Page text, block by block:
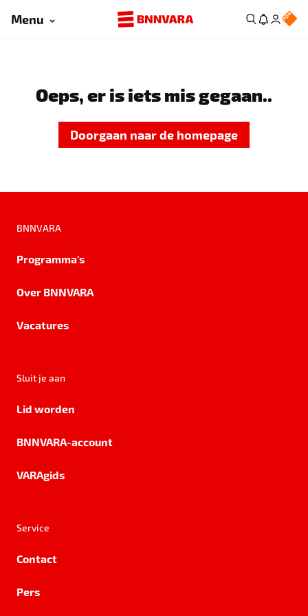
Menu
Oeps, er is iets mis gegaan..
Doorgaan naar de homepage
BNNVARA
Programma's
Over BNNVARA
Vacatures
Sluit je aan
Lid worden
BNNVARA-account
VARAgids
Service
Contact
Pers